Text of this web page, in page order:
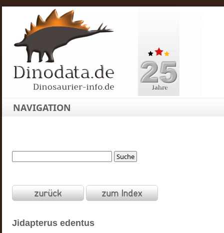
NAVIGATION
Jidapterus edentus